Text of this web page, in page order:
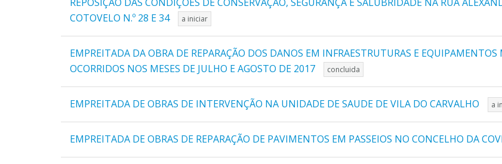
COTOVELO N.º 28 E 34
a iniciar
EMPREITADA DA OBRA DE REPARAÇÃO DOS DANOS EM INFRAESTRUTURAS E
OCORRIDOS NOS MESES DE JULHO E AGOSTO DE 2017
concluida
EMPREITADA DE OBRAS DE INTERVENÇÃO NA UNIDADE DE SAUDE DE VILA DO CARVALHO a
EMPREITADA DE OBRAS DE REPARAÇÃO DE PAVIMENTOS EM PASSEIOS NO CONCELHO DA